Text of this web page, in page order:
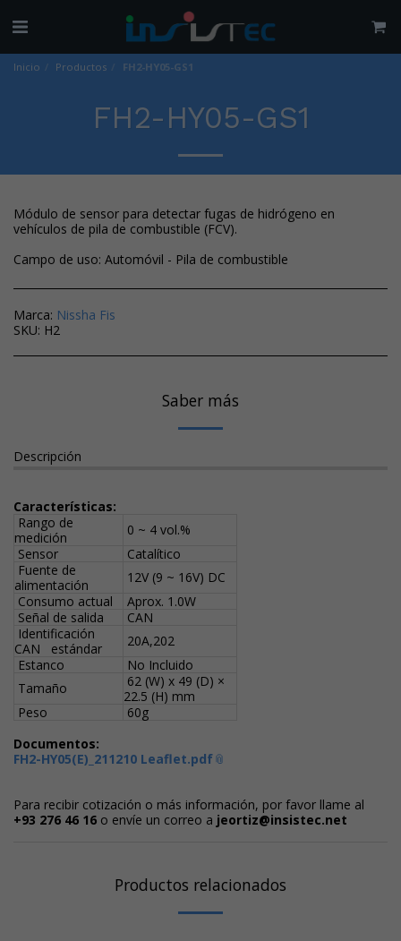
Inicio Productos FH2-HY05-GS1
FH2-HY05-GS1
Módulo de sensor para detectar fugas de hidrógeno en
vehículos de pila de combustible (FCV).
Campo de uso: Automóvil - Pila de combustible
Marca: Nissha Fis
SKU: H2
Saber más
Descripción
Características:
Rango de
medición
0 ~ 4 vol.%
Sensor
Catalítico
Fuente de
alimentación
12V (9 ~ 16V) DC
Consumo actual
Aprox. 1.0W
Señal de salida
CAN
Identificación
CAN estándar
20A,202
Estanco
No Incluido
Tamaño
62 (W) x 49 (D) ×
22.5 (H) mm
Peso
60g
Documentos:
FH2-HY05(E)_211210 Leaflet.pdf
Para recibir cotización o más información, por favor llame al
+93 276 46 16 o envíe un correo a jeortiz@insistec.net
Productos relacionados